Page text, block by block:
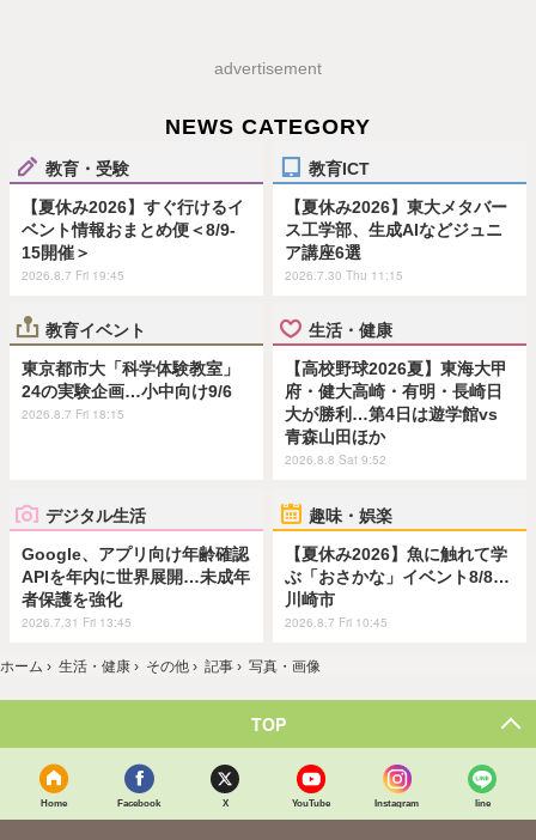
advertisement
NEWS CATEGORY
教育・受験
【夏休み2026】すぐ行けるイ
ベント情報おまとめ便＜8/9-
15開催＞
2026.8.7 Fri 19:45
教育ICT
【夏休み2026】東大メタバー
ス工学部、生成AIなどジュニ
ア講座6選
2026.7.30 Thu 11:15
教育イベント
東京都市大「科学体験教室」
24の実験企画…小中向け9/6
2026.8.7 Fri 18:15
生活・健康
【高校野球2026夏】東海大甲
府・健大高崎・有明・長崎日
大が勝利…第4日は遊学館vs
青森山田ほか
2026.8.8 Sat 9:52
デジタル生活
Google、アプリ向け年齢確認
APIを年内に世界展開…未成年
者保護を強化
2026.7.31 Fri 13:45
趣味・娯楽
【夏休み2026】魚に触れて学
ぶ「おさかな」イベント8/8…
川崎市
2026.8.7 Fri 10:45
ホーム › 生活・健康 › その他 › 記事 › 写真・画像
TOP
Home Facebook X YouTube Instagram line